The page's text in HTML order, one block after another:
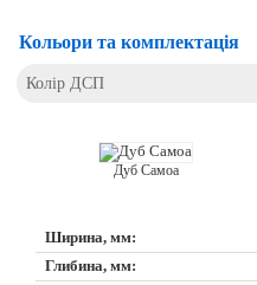
Кольори та комплектація
Колір ДСП
Дуб Самоа
Ширина, мм:
Глибина, мм: